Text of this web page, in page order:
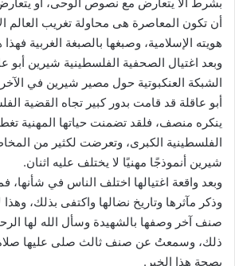
أن تكون المعاصرة هى محاولة تغريب
هويته الإسلامية، وصبغها بالصبغة الغربية
وبعد اغتيال الصحفية الفلسطينية شيرين
الشبكة العنكبوتية حول مصير شيرين في
أبو عاقلة قد قامت بدور كبير تجاه القضية
ينكره منصف، فلقد تضمنت حياتها المهنية
الفلسطينية الكبرى، وتعرضت لكثير من
شيرين أنموذجًا مهنيًا لا يختلف عليه اثنان.
وبعد واقعة اغتيالها اختلف الناس في شأنها،
وذكر مآثرها وتاريخ نضالها واكتفى بذلك،
صنف آخر وصفها بالشهيدة وسأل الله لها
ذلك، وسمعتُ عن صنف ثالث صلى عليها صلاة
بصحة هذا الخبر.